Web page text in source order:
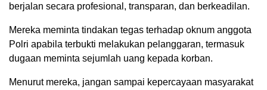
berjalan secara profesional, transparan, dan berkeadilan.
Mereka meminta tindakan tegas terhadap oknum anggota
Polri apabila terbukti melakukan pelanggaran, termasuk
dugaan meminta sejumlah uang kepada korban.
Menurut mereka, jangan sampai kepercayaan masyarakat